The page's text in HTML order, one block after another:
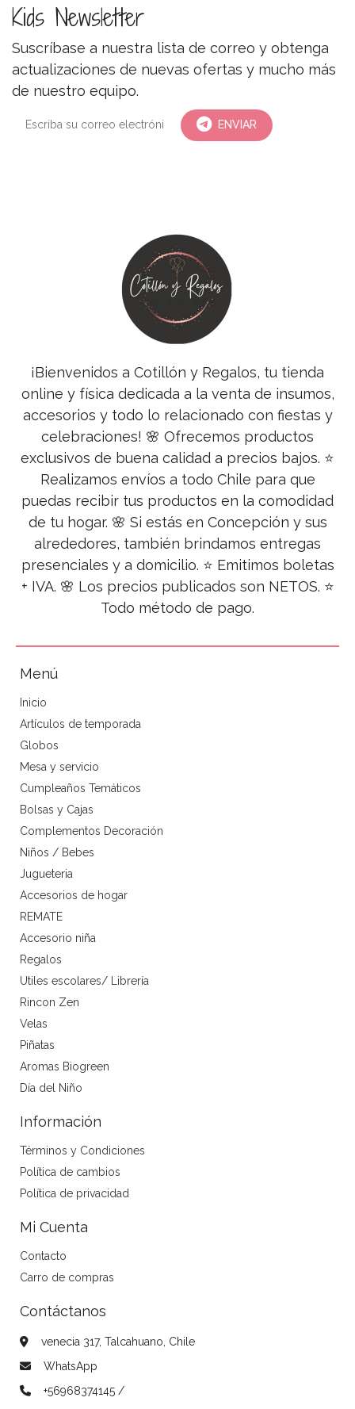
Kids Newsletter
Suscríbase a nuestra lista de correo y obtenga
actualizaciones de nuevas ofertas y mucho más
de nuestro equipo.
ENVIAR
¡Bienvenidos a Cotillón y Regalos, tu tienda
online y física dedicada a la venta de insumos,
accesorios y todo lo relacionado con fiestas y
celebraciones! 🌸 Ofrecemos productos
exclusivos de buena calidad a precios bajos. ⭐
Realizamos envíos a todo Chile para que
puedas recibir tus productos en la comodidad
de tu hogar. 🌸 Si estás en Concepción y sus
alrededores, también brindamos entregas
presenciales y a domicilio. ⭐ Emitimos boletas
+ IVA. 🌸 Los precios publicados son NETOS. ⭐
Todo método de pago.
Menú
Inicio
Artículos de temporada
Globos
Mesa y servicio
Cumpleaños Temáticos
Bolsas y Cajas
Complementos Decoración
Niños / Bebes
Jugueteria
Accesorios de hogar
REMATE
Accesorio niña
Regalos
Utiles escolares/ Librería
Rincon Zen
Velas
Piñatas
Aromas Biogreen
Día del Niño
Información
Términos y Condiciones
Política de cambios
Política de privacidad
Mi Cuenta
Contacto
Carro de compras
Contáctanos
venecia 317, Talcahuano, Chile
WhatsApp
+56968374145 /